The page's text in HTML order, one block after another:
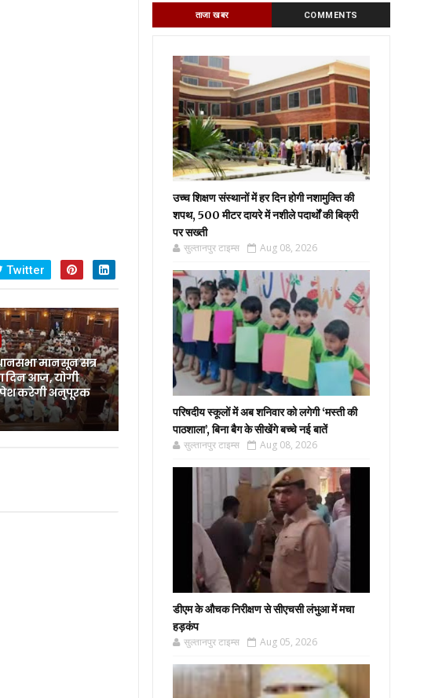
Twitter
मानसून सत्र
दिन आज, योगी
करेगी अनुपूरक
ताजा खबर COMMENTS
उच्च शिक्षण संस्थानों में हर दिन होगी नशामुक्ति की
शपथ, 500 मीटर दायरे में नशीले पदार्थों की बिक्री
पर सख्ती
सुल्तानपुर टाइम्स Aug 08, 2026
परिषदीय स्कूलों में अब शनिवार को लगेगी ‘मस्ती की
पाठशाला’, बिना बैग के सीखेंगे बच्चे नई बातें
सुल्तानपुर टाइम्स Aug 08, 2026
डीएम के औचक निरीक्षण से सीएचसी लंभुआ में मचा
हड़कंप
सुल्तानपुर टाइम्स Aug 05, 2026